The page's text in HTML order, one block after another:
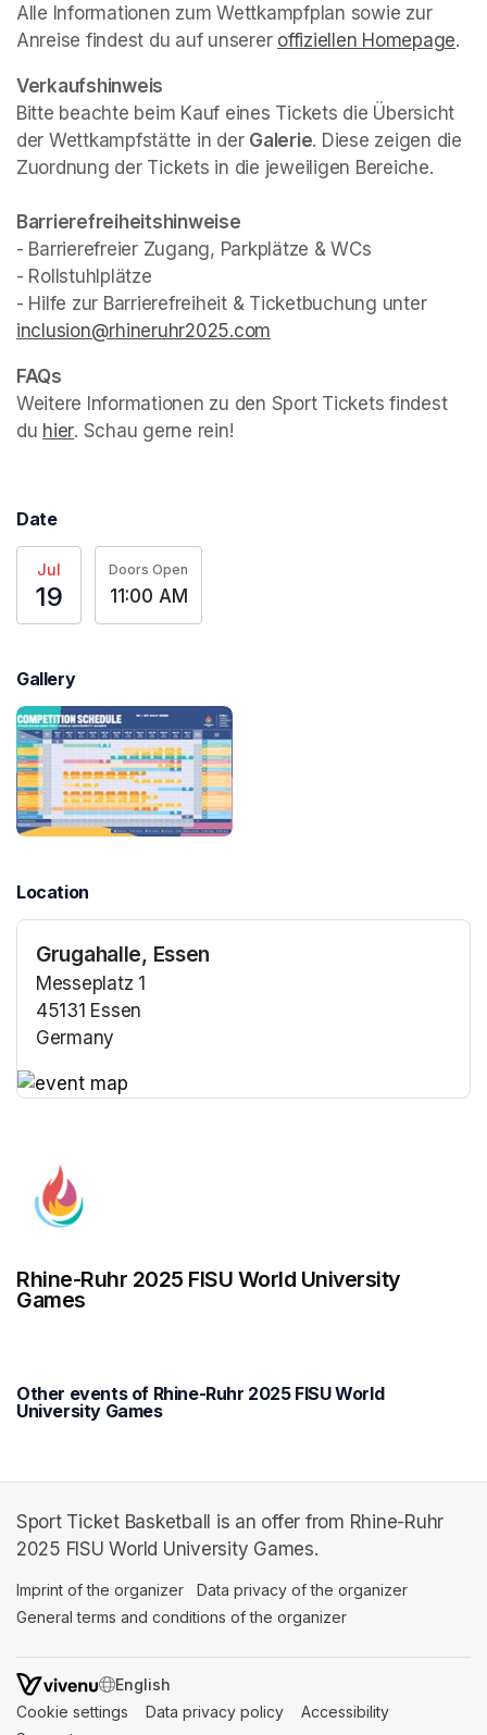
Alle Informationen zum Wettkampfplan sowie zur
Anreise findest du auf unserer offiziellen Homepage.
Verkaufshinweis
Bitte beachte beim Kauf eines Tickets die Übersicht
der Wettkampfstätte in der Galerie. Diese zeigen die
Zuordnung der Tickets in die jeweiligen Bereiche.
- Barrierefreier Zugang, Parkplätze & WCs
- Rollstuhlplätze
- Hilfe zur Barrierefreiheit & Ticketbuchung unter
inclusion@rhineruhr2025.com
Weitere Informationen zu den Sport Tickets findest
du hier(opens in a new tab)
. Schau gerne rein!
Date
Jul
19
Doors Open
11:00 AM
Gallery
Location
Grugahalle, Essen
Messeplatz 1
45131 Essen
Germany
Rhine-Ruhr 2025 FISU World University
Games
Other events of Rhine-Ruhr 2025 FISU World
University Games
Sport Ticket Basketball is an offer from Rhine-Ruhr
2025 FISU World University Games.
Imprint of the organizer (opens in a new tab)
Data privacy of the organizer
General terms and conditions of the organizer
SWITCH LANGUAGE
Cookie settings (opens in a new tab)
Data privacy policy (opens in a new tab)
Accessibility